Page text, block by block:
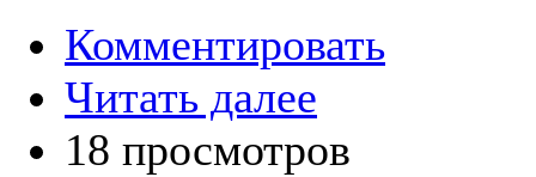
Комментировать
Читать далее
18 просмотров